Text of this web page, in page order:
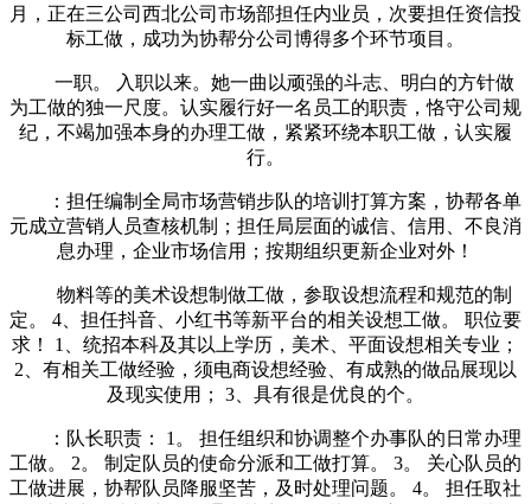
月，正在三公司西北公司市场部担任内业员，次要担任资信投
标工做，成功为协帮分公司博得多个环节项目。
一职。 入职以来。她一曲以顽强的斗志、明白的方针做
为工做的独一尺度。认实履行好一名员工的职责，恪守公司规
纪，不竭加强本身的办理工做，紧紧环绕本职工做，认实履
行。
：担任编制全局市场营销步队的培训打算方案，协帮各单
元成立营销人员查核机制；担任局层面的诚信、信用、不良消
息办理，企业市场信用；按期组织更新企业对外！
物料等的美术设想制做工做，参取设想流程和规范的制
定。 4、担任抖音、小红书等新平台的相关设想工做。 职位要
求！ 1、统招本科及其以上学历，美术、平面设想相关专业；
2、有相关工做经验，须电商设想经验、有成熟的做品展现以
及现实使用； 3、具有很是优良的个。
：队长职责： 1。 担任组织和协调整个办事队的日常办理
工做。 2。 制定队员的使命分派和工做打算。 3。 关心队员的
工做进展，协帮队员降服坚苦，及时处理问题。 4。 担任取社